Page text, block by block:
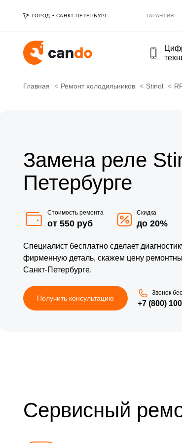
ГОРОД • САНКТ-ПЕТЕРБУРГ ГАРАНТИЯ
Главная Ремонт холодильников Stinol
Замена реле
Петербурге
Стоимость ремонта
от 550 руб
Скидка
до 20%
Специалист бесплатно сделает
фирменную деталь, скажем цену
Санкт-Петербурге.
Получить консультацию
Звонок
+7 (800)
Сервисный